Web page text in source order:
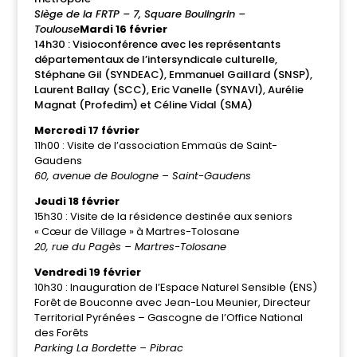
Siège de la FRTP – 7, Square Boulingrin –
ToulouseMardi 16 février
14h30 : Visioconférence avec les représentants
départementaux de l’intersyndicale culturelle,
Stéphane Gil (SYNDEAC), Emmanuel Gaillard (SNSP),
Laurent Ballay (SCC), Eric Vanelle (SYNAVI), Aurélie
Magnat (Profedim) et Céline Vidal (SMA)
Mercredi 17 février
11h00 : Visite de l’association Emmaüs de Saint-
Gaudens
60, avenue de Boulogne – Saint-Gaudens
Jeudi 18 février
15h30 : Visite de la résidence destinée aux seniors
« Cœur de Village » à Martres-Tolosane
20, rue du Pagès – Martres-Tolosane
Vendredi 19 février
10h30 : Inauguration de l’Espace Naturel Sensible (ENS)
Forêt de Bouconne avec Jean-Lou Meunier, Directeur
Territorial Pyrénées – Gascogne de l’Office National
des Forêts
Parking La Bordette – Pibrac